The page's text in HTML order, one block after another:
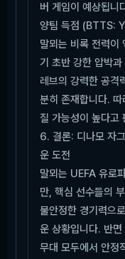
버 게임이 예상됩니
양팀 득점 (BTTS:
말뫼는 비록 전력이
기 초반 강한 압박
레브의 강력한 공격
분히 존재합니다.
질 가능성이 높다고
6. 결론: 디나모 자
운 도전
말뫼는 UEFA 유로
만, 핵심 선수들의
불안정한 경기력으
운 상황입니다. 반
무대 모두에서 안정